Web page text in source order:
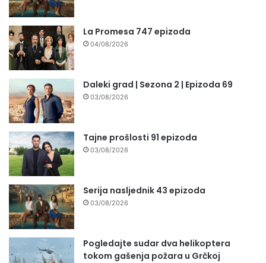
La Promesa 747 epizoda
04/08/2026
Daleki grad | Sezona 2 | Epizoda 69
03/08/2026
Tajne prošlosti 91 epizoda
03/08/2026
Serija nasljednik 43 epizoda
03/08/2026
Pogledajte sudar dva helikoptera
tokom gašenja požara u Grčkoj